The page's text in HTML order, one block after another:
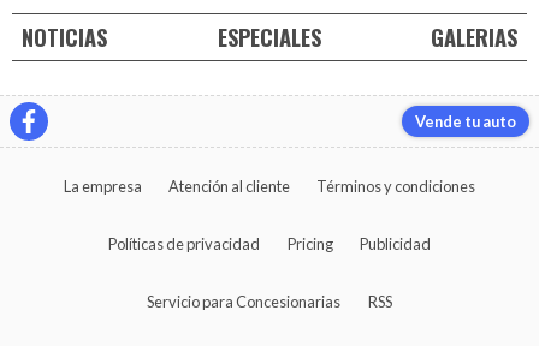
NOTICIAS ESPECIALES GALERIAS
Vende tu auto
La empresa Atención al cliente Términos y condiciones
Políticas de privacidad Pricing Publicidad
Servicio para Concesionarias RSS